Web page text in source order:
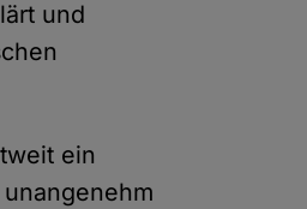
und
ein